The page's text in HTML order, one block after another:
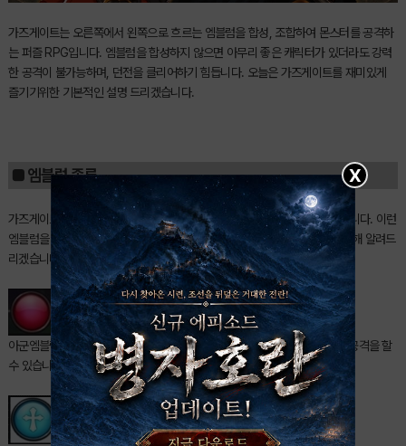
가즈게이트는 오른쪽에서 왼쪽으로 흐르는 엠블럼을 합성, 조합하여 몬스터를 공격하
는 퍼즐 RPG입니다. 엠블럼을 합성하지 않으면 아무리 좋은 캐릭터가 있더라도 강력
한 공격이 불가능하며, 던전을 클리어하기 힘듭니다. 오늘은 가즈게이트를 재미있게
즐기기위한 기본적인 설명 드리겠습니다.
■ 엠블럼 종류
가즈게이트는 엠블럼을 이용하여 공격하고 회복하고, 적의 공격을 중화시킵니다. 이런
엠블럼을 잘 알아야 멋지게 사용할 수 있겟죠? 첫번째로 엠블름의 종류에 대해 알려드
리겠습니다.
아군엠블럼. 이 네가지 엠블럼으로 공격할 수 있으며 합성해서 더욱 강력한 공격을 할
수 있습니다.
X